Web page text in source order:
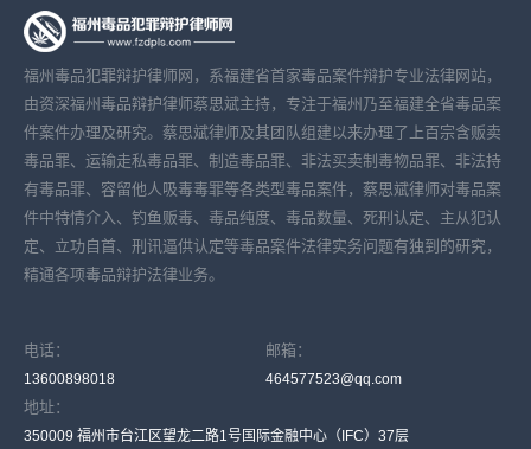
福州毒品犯罪辩护律师网，系福建省首家毒品案件辩护专业法律网站，
由资深福州毒品辩护律师蔡思斌主持，专注于福州乃至福建全省毒品案
件案件办理及研究。蔡思斌律师及其团队组建以来办理了上百宗含贩卖
毒品罪、运输走私毒品罪、制造毒品罪、非法买卖制毒物品罪、非法持
有毒品罪、容留他人吸毒毒罪等各类型毒品案件，蔡思斌律师对毒品案
件中特情介入、钓鱼贩毒、毒品纯度、毒品数量、死刑认定、主从犯认
定、立功自首、刑讯逼供认定等毒品案件法律实务问题有独到的研究，
精通各项毒品辩护法律业务。
电话：
13600898018
邮箱：
464577523@qq.com
地址：
350009 福州市台江区望龙二路1号国际金融中心（IFC）37层